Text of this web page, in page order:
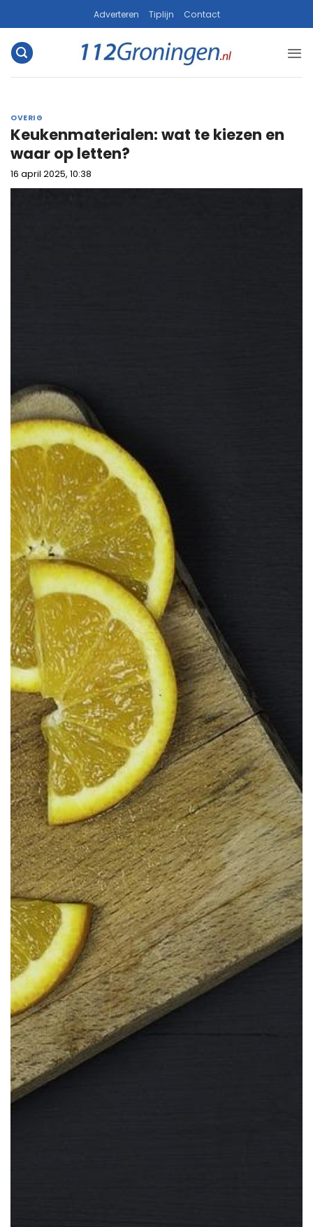
naar
inhoud
Adverteren Tiplijn Contact
OVERIG
Keukenmaterialen: wat te kiezen en
waar op letten?
16 april 2025, 10:38